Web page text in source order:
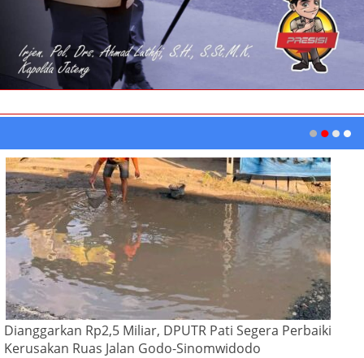
Dianggarkan Rp2,5 Miliar, DPUTR Pati Segera Perbaiki
Kerusakan Ruas Jalan Godo-Sinomwidodo